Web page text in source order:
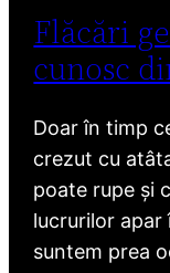
Flăcări
cunosc
Doar în timp
crezut cu
poate rupe și
lucrurilor apar
suntem prea